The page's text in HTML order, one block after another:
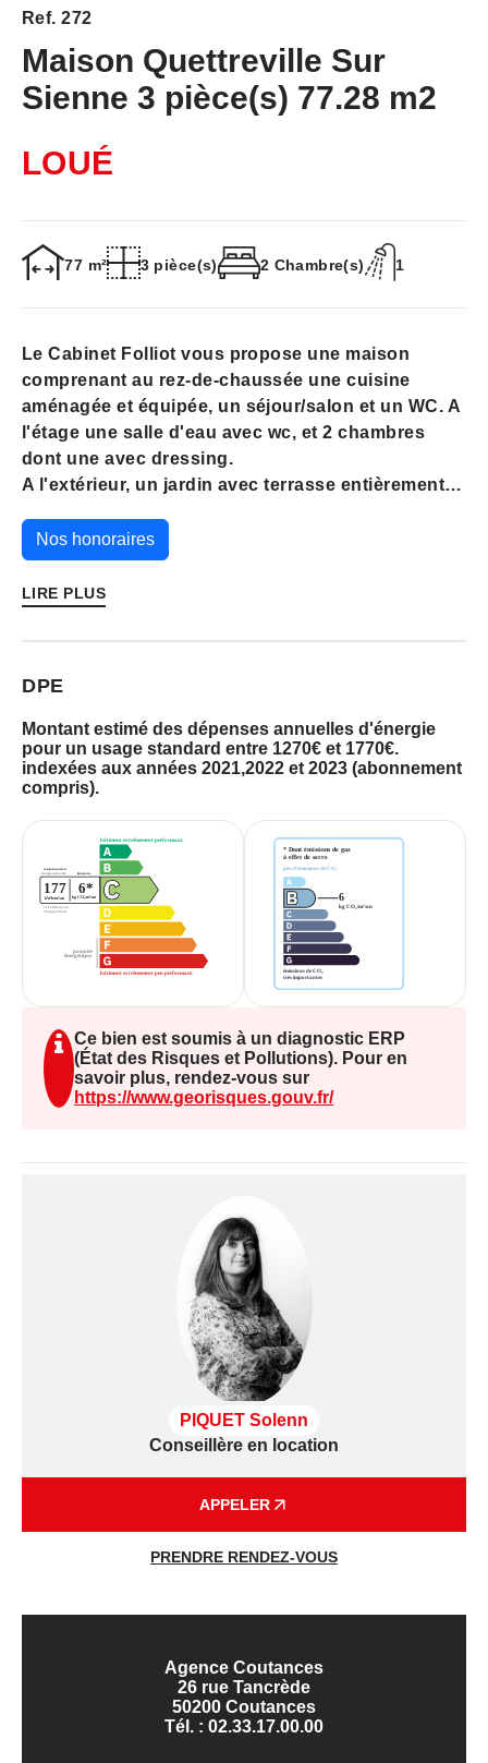
Ref. 272
Maison Quettreville Sur
Sienne 3 pièce(s) 77.28 m2
LOUÉ
77 m² 3 pièce(s) 2 Chambre(s) 1
Le Cabinet Folliot vous propose une maison
comprenant au rez-de-chaussée une cuisine
aménagée et équipée, un séjour/salon et un WC. A
l'étage une salle d'eau avec wc, et 2 chambres
dont une avec dressing.
A l'extérieur, un jardin avec terrasse entièrement
Chauffage électrique et poêle à pellets.
charge locataire sont de 750€ (dont frais état des
lieux : 234.15€).
La performance énergétique est notée en C - 177
kWh/m²/an et l'émissions de gaz à effet de serre
dépenses annuelles d'énergie pour un usage
standard s'élève entre 1270 € et 1770 €. Les prix
moyens des énergies sont indexés sur l'année
2021, 2022 et 2023.
Les informations sur les risques auxquels ce bien
: www.georisques.gouv.fr.
Disponible à partir du 1er Aout.
Nos honoraires
LIRE PLUS
DPE
Montant estimé des dépenses annuelles d'énergie
pour un usage standard entre 1270€ et 1770€.
indexées aux années 2021,2022 et 2023 (abonnement
compris).
Ce bien est soumis à un diagnostic ERP
(État des Risques et Pollutions). Pour en
savoir plus, rendez-vous sur
https://www.georisques.gouv.fr/
PIQUET Solenn
Conseillère en location
APPELER
PRENDRE RENDEZ-VOUS
Agence Coutances
26 rue Tancrède
50200 Coutances
Tél. : 02.33.17.00.00